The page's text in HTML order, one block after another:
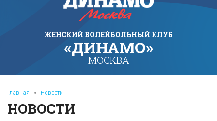
ЖЕНСКИЙ ВОЛЕЙБОЛЬНЫЙ КЛУБ
«ДИНАМО»
МОСКВА
Главная » Новости
НОВОСТИ